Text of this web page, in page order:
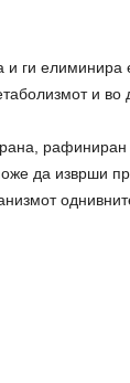
ги елиминира
и во
да изврши